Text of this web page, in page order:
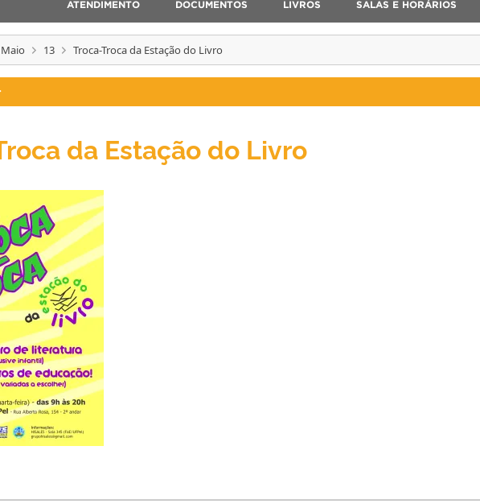
ATENDIMENTO DOCUMENTOS LIVROS SALAS E HORÁRIOS
Maio 13 Troca-Troca da Estação do Livro
da Estação do Livro